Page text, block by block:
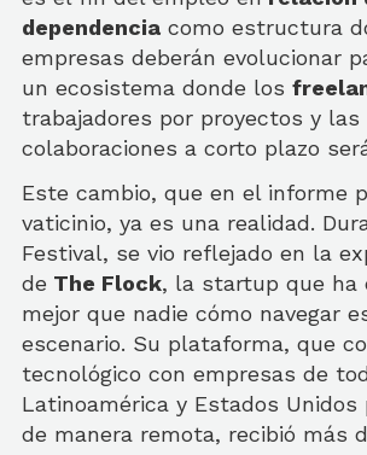
dependencia como estructura
empresas deberán evolucionar
un ecosistema donde los
trabajadores por proyectos y las
colaboraciones a corto plazo
Este cambio, que en el informe
vaticinio, ya es una realidad.
Festival, se vio reflejado en la
de The Flock, la startup que ha
mejor que nadie cómo navegar
escenario. Su plataforma, que
tecnológico con empresas de
Latinoamérica y Estados Unidos
de manera remota, recibió más